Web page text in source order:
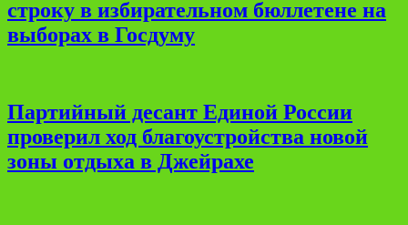
строку в избирательном бюллетене на
выборах в Госдуму
Партийный десант Единой России
проверил ход благоустройства новой
зоны отдыха в Джейрахе